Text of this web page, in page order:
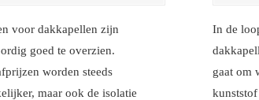
voor dakkapellen zijn
goed te overzien.
worden steeds
maar ook de isolatie
In de
gaat om